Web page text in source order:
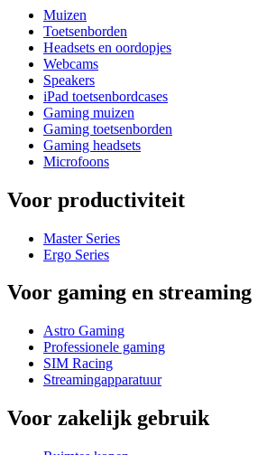
Muizen
Toetsenborden
Headsets en oordopjes
Webcams
Speakers
iPad toetsenbordcases
Gaming muizen
Gaming toetsenborden
Gaming headsets
Microfoons
Voor productiviteit
Master Series
Ergo Series
Voor gaming en streaming
Astro Gaming
Professionele gaming
SIM Racing
Streamingapparatuur
Voor zakelijk gebruik